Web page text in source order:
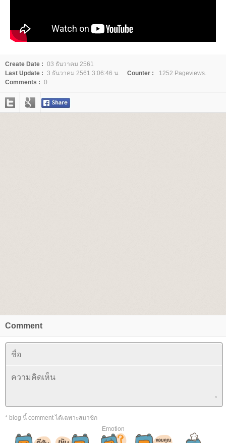
Create Date : 03 ธันวาคม 2561
Last Update : 3 ธันวาคม 2561 3:06:46 น. Counter :
1252 Pageviews.
Comments : 0
Comment
* blog นี้ comment ได้เฉพาะสมาชิก
Emotion